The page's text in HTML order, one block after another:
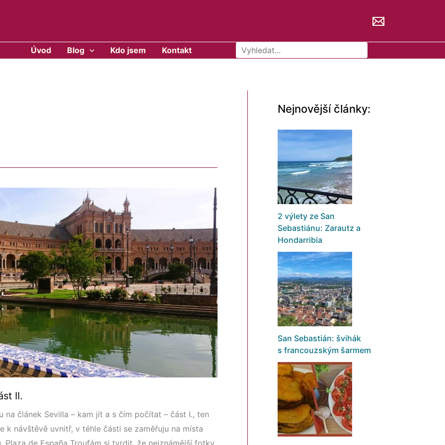
Úvod Blog Kdo jsem Kontakt Hledat
II.
na článek Sevilla – kam jít a s čím počítat – část I., ten
k návštěvě uvnitř, v téhle části se zaměřuju na místa
de España Troufám si tvrdit, že nejznámější fotky
Nejnovější články:
2 výlety ze San
Sebastiánu: Zarautz a
Hondarribia
San Sebastián: švihák
s francouzským šarmem